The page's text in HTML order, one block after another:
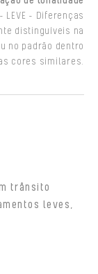
LEVE - Diferenças
distinguíveis na
no padrão dentro
cores similares.
trânsito
leves,